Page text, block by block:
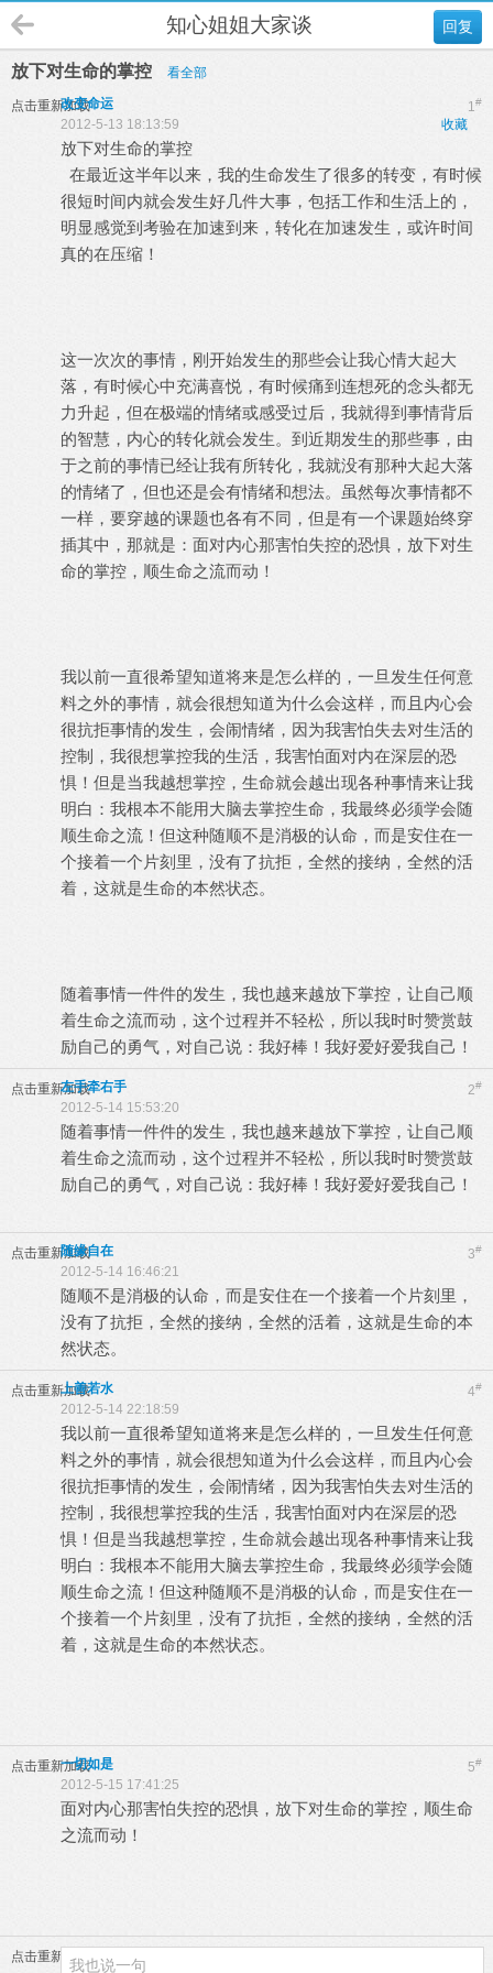
回复
知心姐姐大家谈
放下对生命的掌控 看全部
点击重新加载 1#
改变命运
收藏
2012-5-13 18:13:59
放下对生命的掌控
在最近这半年以来，我的生命发生了很多的转变，有时候
很短时间内就会发生好几件大事，包括工作和生活上的，
明显感觉到考验在加速到来，转化在加速发生，或许时间
真的在压缩！
这一次次的事情，刚开始发生的那些会让我心情大起大
落，有时候心中充满喜悦，有时候痛到连想死的念头都无
力升起，但在极端的情绪或感受过后，我就得到事情背后
的智慧，内心的转化就会发生。到近期发生的那些事，由
于之前的事情已经让我有所转化，我就没有那种大起大落
的情绪了，但也还是会有情绪和想法。虽然每次事情都不
一样，要穿越的课题也各有不同，但是有一个课题始终穿
插其中，那就是：面对内心那害怕失控的恐惧，放下对生
命的掌控，顺生命之流而动！
我以前一直很希望知道将来是怎么样的，一旦发生任何意
料之外的事情，就会很想知道为什么会这样，而且内心会
很抗拒事情的发生，会闹情绪，因为我害怕失去对生活的
控制，我很想掌控我的生活，我害怕面对内在深层的恐
惧！但是当我越想掌控，生命就会越出现各种事情来让我
明白：我根本不能用大脑去掌控生命，我最终必须学会随
顺生命之流！但这种随顺不是消极的认命，而是安住在一
个接着一个片刻里，没有了抗拒，全然的接纳，全然的活
着，这就是生命的本然状态。
随着事情一件件的发生，我也越来越放下掌控，让自己顺
着生命之流而动，这个过程并不轻松，所以我时时赞赏鼓
励自己的勇气，对自己说：我好棒！我好爱好爱我自己！
点击重新加载 2#
左手牵右手
2012-5-14 15:53:20
随着事情一件件的发生，我也越来越放下掌控，让自己顺
着生命之流而动，这个过程并不轻松，所以我时时赞赏鼓
励自己的勇气，对自己说：我好棒！我好爱好爱我自己！
点击重新加载 3#
随缘自在
2012-5-14 16:46:21
随顺不是消极的认命，而是安住在一个接着一个片刻里，
没有了抗拒，全然的接纳，全然的活着，这就是生命的本
然状态。
点击重新加载 4#
上善若水
2012-5-14 22:18:59
我以前一直很希望知道将来是怎么样的，一旦发生任何意
料之外的事情，就会很想知道为什么会这样，而且内心会
很抗拒事情的发生，会闹情绪，因为我害怕失去对生活的
控制，我很想掌控我的生活，我害怕面对内在深层的恐
惧！但是当我越想掌控，生命就会越出现各种事情来让我
明白：我根本不能用大脑去掌控生命，我最终必须学会随
顺生命之流！但这种随顺不是消极的认命，而是安住在一
个接着一个片刻里，没有了抗拒，全然的接纳，全然的活
着，这就是生命的本然状态。
点击重新加载 5#
一切如是
2012-5-15 17:41:25
面对内心那害怕失控的恐惧，放下对生命的掌控，顺生命
之流而动！
点击重新加载